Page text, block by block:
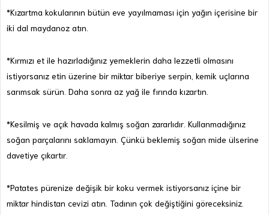
*Kızartma kokularının bütün eve yayılmaması için yağın içerisine bir
iki dal maydanoz atın.
*Kırmızı et ile hazırladığınız yemeklerin daha lezzetli olmasını
istiyorsanız etin üzerine bir miktar biberiye serpin, kemik uçlarına
sarımsak sürün. Daha sonra az yağ ile fırında kızartın.
*Kesilmiş ve açık havada kalmış soğan zararlıdır. Kullanmadığınız
soğan parçalarını saklamayın. Çünkü beklemiş soğan mide ülserine
davetiye çıkartır.
*Patates pürenize değişik bir koku vermek istiyorsanız içine bir
miktar hindistan cevizi atın. Tadının çok değiştiğini göreceksiniz.